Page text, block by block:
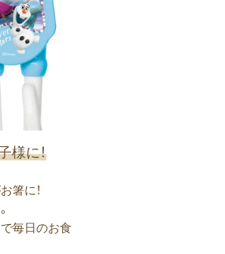
様に！
箸に！
毎日のお食